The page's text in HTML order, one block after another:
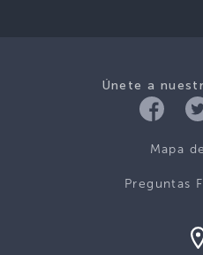
Únete a
Mapa
Preguntas